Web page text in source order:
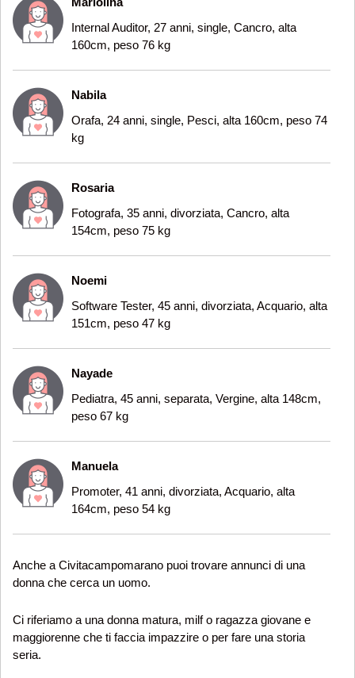
Internal Auditor, 27 anni, single, Cancro, alta
160cm, peso 76 kg
Nabila
Orafa, 24 anni, single, Pesci, alta 160cm, peso 74
kg
Rosaria
Fotografa, 35 anni, divorziata, Cancro, alta
154cm, peso 75 kg
Noemi
Software Tester, 45 anni, divorziata, Acquario, alta
151cm, peso 47 kg
Nayade
Pediatra, 45 anni, separata, Vergine, alta 148cm,
peso 67 kg
Manuela
Promoter, 41 anni, divorziata, Acquario, alta
164cm, peso 54 kg
Anche a Civitacampomarano puoi trovare annunci di una
donna che cerca un uomo.
Ci riferiamo a una donna matura, milf o ragazza giovane e
maggiorenne che ti faccia impazzire o per fare una storia
seria.